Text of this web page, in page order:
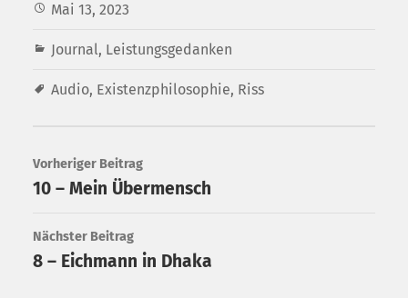
Mai 13, 2023
Journal, Leistungsgedanken
Audio, Existenzphilosophie, Riss
Vorheriger Beitrag
10 – Mein Übermensch
Nächster Beitrag
8 – Eichmann in Dhaka